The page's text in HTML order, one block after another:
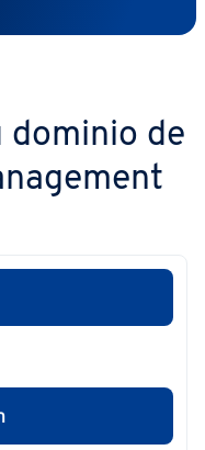
dominio de